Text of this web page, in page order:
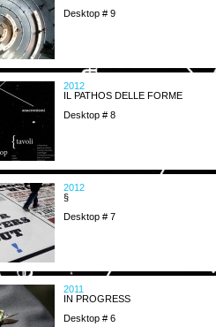
Desktop # 9
2012
IL PATHOS DELLE FORME
Desktop # 8
2012
§
Desktop # 7
2011
IN PROGRESS
Desktop # 6